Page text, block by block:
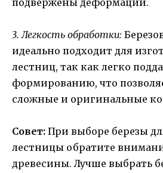
3. Легкость обработки:
идеально подходит для
лестниц, так как легко
формированию, что
сложные и оригинальные
Совет: При выборе березы
лестницы обратите
древесины. Лучше выбрать